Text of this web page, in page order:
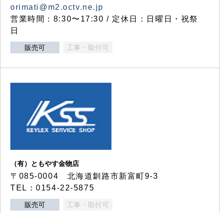
orimati@m2.octv.ne.jp
営業時間：8:30〜17:30 / 定休日：日曜日・祝祭
日
販売可 工事・取付可
（有）ともやす金物店
〒085-0004 北海道釧路市新富町9-3
TEL：0154-22-5875
販売可 工事・取付可